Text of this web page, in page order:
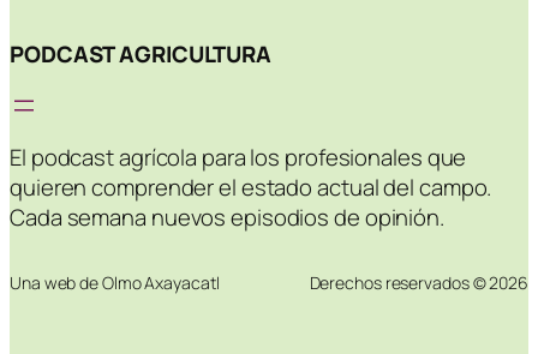
PODCAST AGRICULTURA
El podcast agrícola para los profesionales que
quieren comprender el estado actual del campo.
Cada semana nuevos episodios de opinión.
Una web de Olmo Axayacatl Derechos reservados © 2026